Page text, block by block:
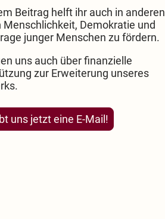
Beitrag helft ihr auch in anderen
Menschlichkeit, Demokratie und
junger Menschen zu fördern.
uns auch über finanzielle
zur Erweiterung unseres
uns jetzt eine E-Mail!